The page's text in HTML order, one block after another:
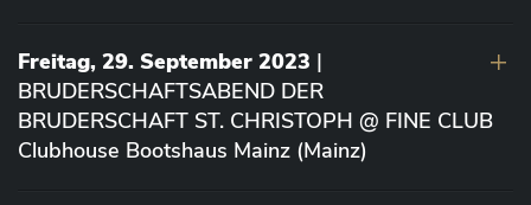
Freitag, 29. September 2023 |
BRUDERSCHAFTSABEND DER
BRUDERSCHAFT ST. CHRISTOPH @ FINE CLUB
Clubhouse Bootshaus Mainz (Mainz)